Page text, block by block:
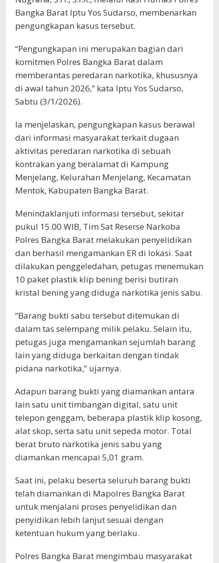
Bangka Barat Iptu Yos Sudarso, membenarkan
pengungkapan kasus tersebut.
“Pengungkapan ini merupakan bagian dari
komitmen Polres Bangka Barat dalam
memberantas peredaran narkotika, khususnya
di awal tahun 2026,” kata Iptu Yos Sudarso,
Sabtu (3/1/2026).
Ia menjelaskan, pengungkapan kasus berawal
dari informasi masyarakat terkait dugaan
aktivitas peredaran narkotika di sebuah
kontrakan yang beralamat di Kampung
Menjelang, Kelurahan Menjelang, Kecamatan
Mentok, Kabupaten Bangka Barat.
Menindaklanjuti informasi tersebut, sekitar
pukul 15.00 WIB, Tim Sat Reserse Narkoba
Polres Bangka Barat melakukan penyelidikan
dan berhasil mengamankan ER di lokasi. Saat
dilakukan penggeledahan, petugas menemukan
10 paket plastik klip bening berisi butiran
kristal bening yang diduga narkotika jenis sabu.
“Barang bukti sabu tersebut ditemukan di
dalam tas selempang milik pelaku. Selain itu,
petugas juga mengamankan sejumlah barang
lain yang diduga berkaitan dengan tindak
pidana narkotika,” ujarnya.
Adapun barang bukti yang diamankan antara
lain satu unit timbangan digital, satu unit
telepon genggam, beberapa plastik klip kosong,
alat skop, serta satu unit sepeda motor. Total
berat bruto narkotika jenis sabu yang
diamankan mencapai 5,01 gram.
Saat ini, pelaku beserta seluruh barang bukti
telah diamankan di Mapolres Bangka Barat
untuk menjalani proses penyelidikan dan
penyidikan lebih lanjut sesuai dengan
ketentuan hukum yang berlaku.
Polres Bangka Barat mengimbau masyarakat